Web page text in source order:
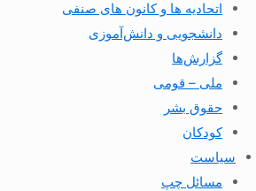
اتحادیه ها و کانون های صنفی
دانشجویی و دانش‌آموزی
گزارش‌ها
ملی – قومی
حقوق بشر
کودکان
سیاست
مسائل چپ